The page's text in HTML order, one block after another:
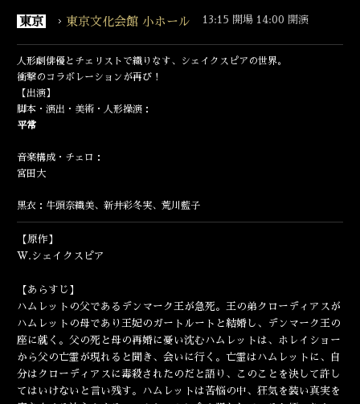
CONCERT
DISCOGRAPHY
CONTACT
東京 東京文化会館 小ホール 13:15 開場 14:00 開演
人形劇俳優とチェリストで織りなす、シェイクスピアの世界。
衝撃のコラボレーションが再び！
【出演】
脚本・演出・美術・人形操演：
平常
音楽構成・チェロ：
宮田大
黒衣：牛頭奈織美、新井彩冬実、荒川藍子
【原作】
W.シェイクスピア
【あらすじ】
ハムレットの父であるデンマーク王が急死。王の弟クローディアスが
ハムレットの母であり王妃のガートルートと結婚し、デンマーク王の
座に就く。父の死と母の再婚に憂い沈むハムレットは、ホレイショー
から父の亡霊が現れると聞き、会いに行く。亡霊はハムレットに、自
分はクローディアスに毒殺されたのだと語り、このことを決して許し
てはいけないと言い残す。ハムレットは苦悩の中、狂気を装い真実を